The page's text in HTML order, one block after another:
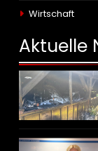
Wirtschaft
Aktuelle